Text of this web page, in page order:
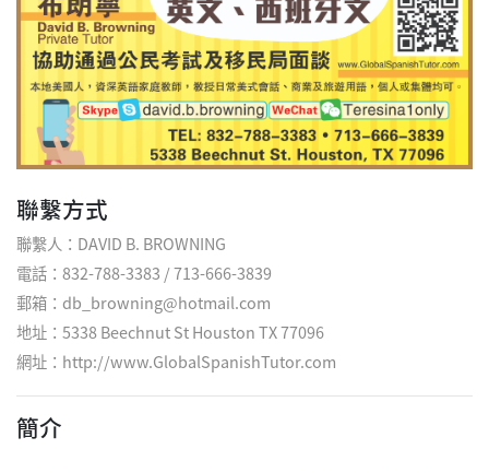
聯繫方式
聯繫人：DAVID B. BROWNING
電話：832-788-3383 / 713-666-3839
郵箱：db_browning@hotmail.com
地址：5338 Beechnut St Houston TX 77096
網址： http://www.GlobalSpanishTutor.com
簡介